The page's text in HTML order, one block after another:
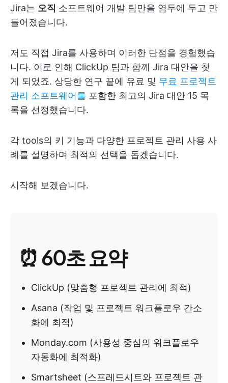
Jira는 오직 소프트웨어 개발 팀만을 염두에 두고 만
들어졌습니다.
저도 직접 Jira를 사용하며 이러한 단점을 경험했습
니다. 이로 인해 ClickUp 팀과 함께 Jira 대안을 찾
게 되었죠. 상당한 연구 끝에 유료 및 무료 프로젝트
관리 소프트웨어를 포함한 최고의 Jira 대안 15 목
록을 선정했습니다.
각 tools의 키 기능과 다양한 프로젝트 관리 사용 사
례를 설명하며 최적의 선택을 돕겠습니다.
시작해 보겠습니다.
⏰ 60초 요약
ClickUp (맞춤형 프로젝트 관리에 최적)
Asana (작업 및 프로젝트 워크플로우 간소
화에 최적)
Monday.com (사용성 중심의 워크플로우
자동화에 최적화)
Smartsheet (스프레드시트와 프로젝트 관